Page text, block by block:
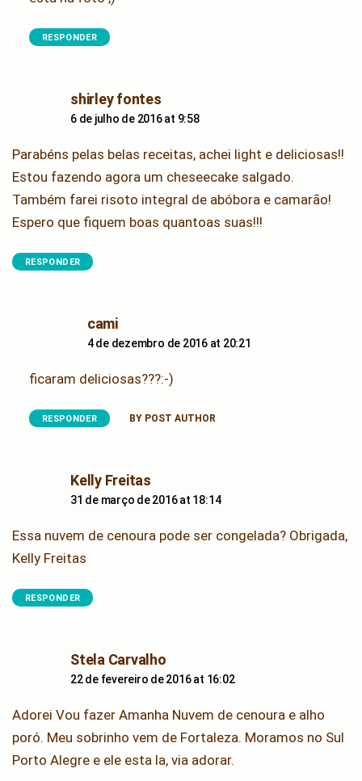
RESPONDER
shirley fontessays:
6 de julho de 2016 at 9:58
Parabéns pelas belas receitas, achei light e deliciosas!!
Estou fazendo agora um cheseecake salgado.
Também farei risoto integral de abóbora e camarão!
Espero que fiquem boas quantoas suas!!!
RESPONDER
camisays:
4 de dezembro de 2016 at 20:21
ficaram deliciosas???:-)
RESPONDER BY POST AUTHOR
Kelly Freitassays:
31 de março de 2016 at 18:14
Essa nuvem de cenoura pode ser congelada? Obrigada,
Kelly Freitas
RESPONDER
Stela Carvalhosays:
22 de fevereiro de 2016 at 16:02
Adorei Vou fazer Amanha Nuvem de cenoura e alho
poró. Meu sobrinho vem de Fortaleza. Moramos no Sul
Porto Alegre e ele esta la, via adorar.